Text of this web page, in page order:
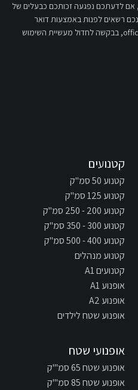
27א לחוק זכויות יוצרים תשס"ח - 2007, אם לדעתכם נפגעה זכותכם כבעלים של
רשאים לפנות באמצעות דואר
, בבקשה לחדול מעשיית השימוש
קטנועים
קטנוע 50 סמ"ק
קטנוע 125 סמ"ק
קטנוע 200 - 250 סמ"ק
קטנוע 300 - 350 סמ"ק
קטנוע 400 - 500 סמ"ק
קטנוע מנהלים
קטנועים A1
אופנוע A1
אופנוע A2
אופנוע שטח לילדים
אופנועי שטח
אופנוע שטח 65 סמ"'ק
אופנוע שטח 85 סמ"'ק